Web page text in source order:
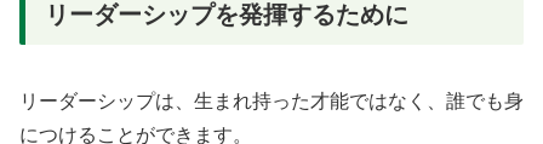
リーダーシップを発揮するために
リーダーシップは、生まれ持った才能ではなく、誰でも身
につけることができます。